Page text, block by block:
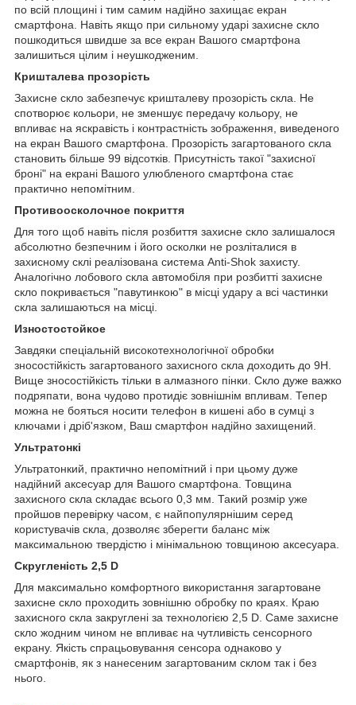
по всій площині і тим самим надійно захищає екран
смартфона. Навіть якщо при сильному ударі захисне скло
пошкодиться швидше за все екран Вашого смартфона
залишиться цілим і неушкодженим.
Кришталева прозорість
Захисне скло забезпечує кришталеву прозорість скла. Не
спотворює кольори, не зменшує передачу кольору, не
впливає на яскравість і контрастність зображення, виведеного
на екран Вашого смартфона. Прозорість загартованого скла
становить більше 99 відсотків. Присутність такої "захисної
броні" на екрані Вашого улюбленого смартфона стає
практично непомітним.
Противоосколочное покриття
Для того щоб навіть після розбиття захисне скло залишалося
абсолютно безпечним і його осколки не розліталися в
захисному склі реалізована система Anti-Shok захисту.
Аналогічно лобового скла автомобіля при розбитті захисне
скло покривається "павутинкою" в місці удару а всі частинки
скла залишаються на місці.
Изностостойкое
Завдяки спеціальній високотехнологічної обробки
зносостійкість загартованого захисного скла доходить до 9H.
Вище зносостійкість тільки в алмазного пінки. Скло дуже важко
подряпати, вона чудово протидіє зовнішнім впливам. Тепер
можна не бояться носити телефон в кишені або в сумці з
ключами і дріб'язком, Ваш смартфон надійно захищений.
Ультратонкі
Ультратонкий, практично непомітний і при цьому дуже
надійний аксесуар для Вашого смартфона. Товщина
захисного скла складає всього 0,3 мм. Такий розмір уже
пройшов перевірку часом, є найпопулярнішим серед
користувачів скла, дозволяє зберегти баланс між
максимальною твердістю і мінімальною товщиною аксесуара.
Скругленість 2,5 D
Для максимально комфортного використання загартоване
захисне скло проходить зовнішню обробку по краях. Краю
захисного скла закруглені за технологією 2,5 D. Саме захисне
скло жодним чином не впливає на чутливість сенсорного
екрану. Якість спрацьовування сенсора однаково у
смартфонів, як з нанесеним загартованим склом так і без
нього.